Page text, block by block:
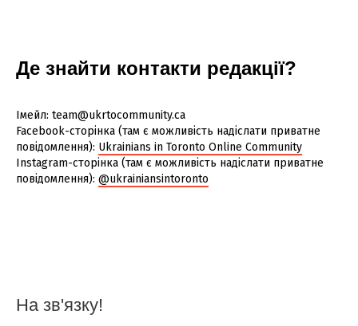
Де знайти контакти редакції?
Імейл: team@ukrtocommunity.ca
Facebook-сторінка (там є можливість надіслати приватне
повідомлення): Ukrainians in Toronto Online Community
Instagram-сторінка (там є можливість надіслати приватне
повідомлення): @ukrainiansintoronto
На зв'язку!